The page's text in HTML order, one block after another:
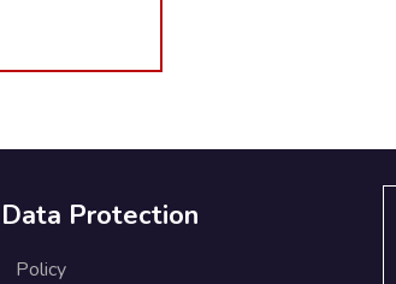
Data Protection
Policy